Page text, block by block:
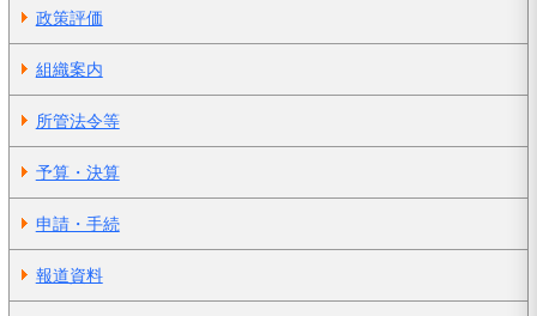
政策評価
組織案内
所管法令等
予算・決算
申請・手続
報道資料